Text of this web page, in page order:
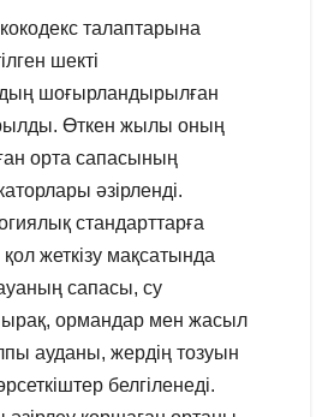
талаптарына
шекті
шоғырландырылған
Өткен жылы оның
орта сапасының
әзірленді.
стандарттарға
жеткізу мақсатында
сапасы, су
ормандар мен жасыл
ауданы, жердің тозуын
белгіленеді.